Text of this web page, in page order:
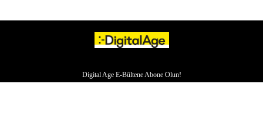
Digital Age E-Bültene Abone Olun!